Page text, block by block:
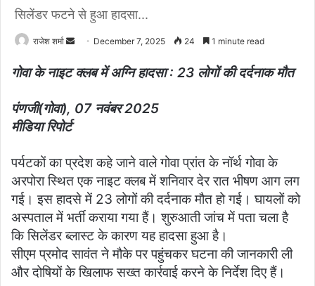
सिलेंडर फटने से हुआ हादसा...
राजेश शर्मा
n
a
m
a
December 7, 2025 24 1 minute read
गोवा के नाइट क्लब में अग्नि हादसा : 23 लोगों की दर्दनाक मौत
पंणजी(गोवा), 07 नवंबर 2025
मीडिया रिपोर्ट
पर्यटकों का प्रदेश कहे जाने वाले गोवा प्रांत के नॉर्थ गोवा के
अरपोरा स्थित एक नाइट क्लब में शनिवार देर रात भीषण आग लग
गई। इस हादसे में 23 लोगों की दर्दनाक मौत हो गई। घायलों को
अस्पताल में भर्ती कराया गया हैं। शुरुआती जांच में पता चला है
कि सिलेंडर ब्लास्ट के कारण यह हादसा हुआ है।
सीएम प्रमोद सावंत ने मौके पर पहुंचकर घटना की जानकारी ली
और दोषियों के खिलाफ सख्त कार्रवाई करने के निर्देश दिए हैं।